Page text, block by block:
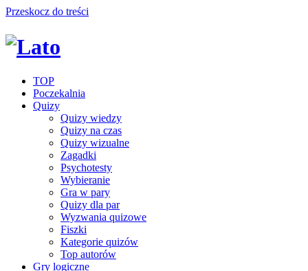
Przeskocz do treści
TOP
Poczekalnia
Quizy
Quizy wiedzy
Quizy na czas
Quizy wizualne
Zagadki
Psychotesty
Wybieranie
Gra w pary
Quizy dla par
Wyzwania quizowe
Fiszki
Kategorie quizów
Top autorów
Gry logiczne